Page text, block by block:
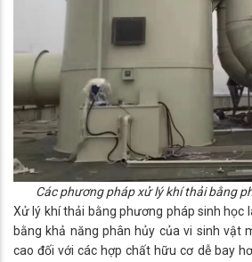
Các phương pháp xử lý khí thải bằng
Xử lý khí thải bằng phương pháp sinh học
bằng khả năng phân hủy của vi sinh vật
cao đối với các hợp chất hữu cơ dễ bay